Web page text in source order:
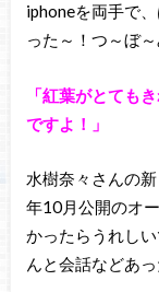
iphoneを両手で
った～！つ～ぼ
「紅葉がとても
ですよ！」
水樹奈々さんの
年10月公開のオ
かったらうれし
んと会話などあっ